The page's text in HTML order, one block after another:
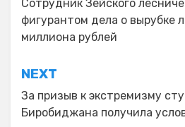
по
записям
Сотрудник Зейского
фигурантом дела о вырубке
миллиона рублей
NEXT
За призыв к экстремизму
Биробиджана получила